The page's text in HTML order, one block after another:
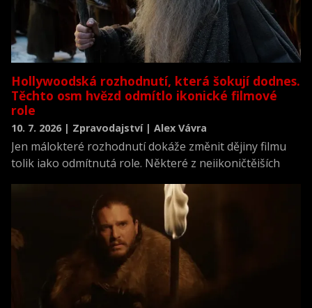
Hollywoodská rozhodnutí, která šokují dodnes.
Těchto osm hvězd odmítlo ikonické filmové
role
10. 7. 2026 | Zpravodajství | Alex Vávra
Jen málokteré rozhodnutí dokáže změnit dějiny filmu
tolik jako odmítnutá role. Některé z nejikoničtějších
jiné hvězdy. Podívejte se na sedm slavných herců, kteří
řekli „ne“ rolím, jež se později staly legendárními.